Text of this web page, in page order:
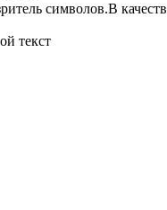
символов.В
текст